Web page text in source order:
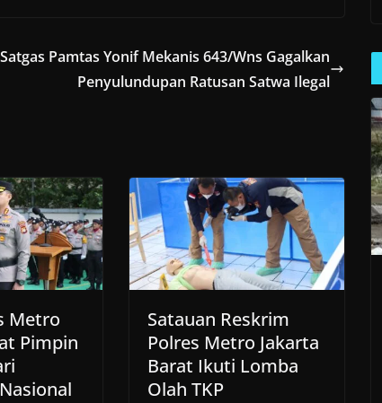
Satgas Pamtas Yonif Mekanis 643/Wns Gagalkan
Penyulundupan Ratusan Satwa Ilegal
Metro
Pimpin
Satauan Reskrim
Polres Metro Jakarta
Barat Ikuti Lomba
Olah TKP